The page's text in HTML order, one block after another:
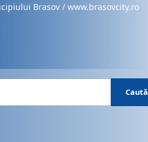
Brasov / www.brasovcity.ro
Caută